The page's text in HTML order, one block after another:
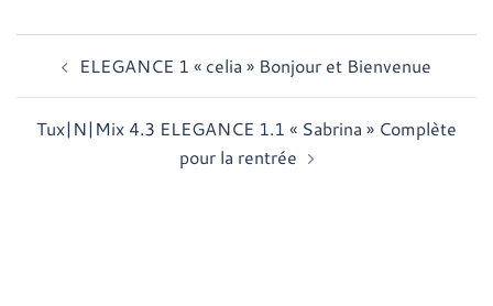
d’articleELEGANCE 1 « celia » Bonjour et Bienvenue
Tux|N|Mix 4.3 ELEGANCE 1.1 « Sabrina » Complète
pour la rentrée